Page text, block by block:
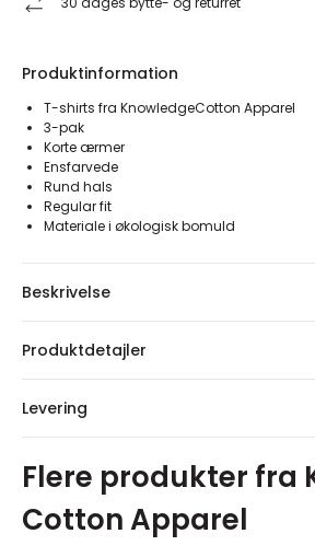
Produktinformation
T-shirts fra KnowledgeCotton Apparel
3-pak
Korte ærmer
Ensfarvede
Rund hals
Regular fit
Materiale i økologisk bomuld
Beskrivelse
Produktdetajler
Levering
Flere produkter fra
Cotton Apparel